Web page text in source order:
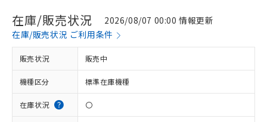
在庫/販売状況
2026/08/07 00:00 情報更新
在庫/販売状況 ご利用条件
販売状況 販売中
機種区分 標準在庫機種
在庫状況 〇